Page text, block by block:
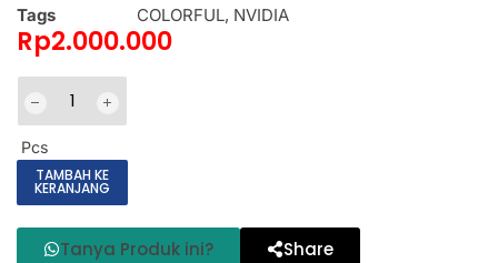
Tags
COLORFUL, NVIDIA
Rp2.000.000
Pcs
TAMBAH KE
KERANJANG
Tanya Produk ini? Share